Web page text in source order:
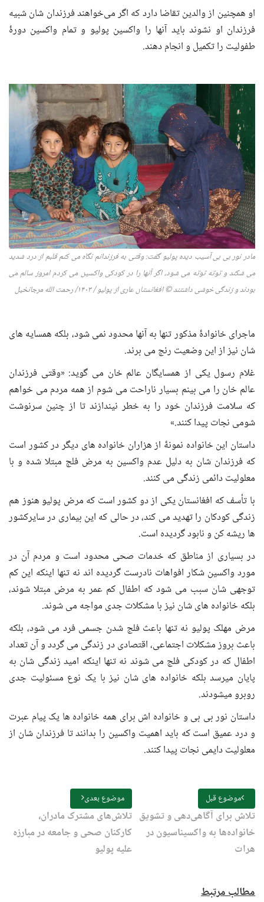
او همچنین از والدین تقاضا دارد که اگر می‌خواهند فرزندان شان شبیه
فرزندان او نشوند باید آنها را واکسین پولیو و تمام واکسین دورۀ‌
طفولیت را تکمیل و انجام دهند.
مادر نور بی بیآسیب دیدهپولیو گفت:وقتی به فرزندانم نگاه می کنم قلبم از درد شدید
می شکند و توته توته می شود، اگر آنها را در کودکی واکسین می کردم امروز سالم می
بودند و زندگی خوشی داشتند©افغانستان عاری از پولیو/ ۱۴۰۳ /رحمت الله مرجانخیل
ماجرای خانوادۀ مذکور تنها به آنها محدود نمی شود، بلکه همسایه های
شان نیز از این وضعیت رنج می برند.
غلام رسول یکی از همسایگان عالم خان می گوید: «وقتی فرزندان
عالم خان را می بینم بسیار ناراحت می شوم از همه مردم می خواهم
که سلامت فرزندان خود را به خطر نیندازند تا از چنین سرنوشت
شومی نجات پیدا کنند.»
داستان این خانواده نمونۀ از هزاران خانواده های دیگر در کشور است
که فرزندان شان به دلیل عدم واکسین به مرض فلج مبتلا شده و با
معلولیت دائمی زندگی می کنند.
با تأسف که افغانستان یکی از دو کشور است که مرض پولیو هنوز هم
زندگی کودکان را تهدید می کند، در حالی که این بیماری در سایرکشور
ها ریشه کن و نابود گردیده است.
در بسیاری از مناطق که خدمات صحی محدود است و مردم آن در
مورد واکسین شکار افواهات نادرست گردیده اند نه تنها اینکه این کم
توجهی شان سبب می شود که اطفال کم عمر به مرض مبتلا شوند،
بلکه خانواده های شان نیز با مشکلات جدی مواجه می شوند.
مرض مهلک پولیو نه تنها باعث فلج شدن جسمی فرد می شود، بلکه
باعث بروز مشکلات اجتماعی، اقتصادی در زندگی می گردد و آن تعداد
اطفال که در کودکی فلج می شوند نه تنها اینکه امید زندگی شان به
پایان میرسد بلکه خانواده های شان نیز با یک نوع مسئولیت جدی
روبرو میشودند.
داستان نور بی بی و خانواده اش برای همه خانواده ها یک پیام عبرت
و درد عمیق است که باید اهمیت واکسین را بدانند تا فرزندان شان از
معلولیت دایمی نجات پیدا کنند.
موضوع قبل
تلاش برای آگاهی‌دهی و تشویق
خانواده‌ها به واکسیناسیون در
هرات
موضوع بعدی
تلاش‌های مشترک مادران،
کارکنان صحی و جامعه در مبارزه
علیه پولیو
مطالب مرتبط